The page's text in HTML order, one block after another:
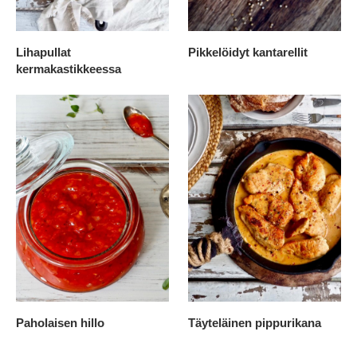
Lihapullat
kermakastikkeessa
Pikkelöidyt kantarellit
Paholaisen hillo Täyteläinen pippurikana